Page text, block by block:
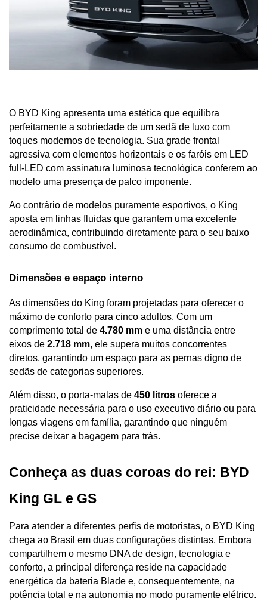
O BYD King apresenta uma estética que equilibra
perfeitamente a sobriedade de um sedã de luxo com
toques modernos de tecnologia. Sua grade frontal
agressiva com elementos horizontais e os faróis em LED
full-LED com assinatura luminosa tecnológica conferem ao
modelo uma presença de palco imponente.
Ao contrário de modelos puramente esportivos, o King
aposta em linhas fluidas que garantem uma excelente
aerodinâmica, contribuindo diretamente para o seu baixo
consumo de combustível.
Dimensões e espaço interno
As dimensões do King foram projetadas para oferecer o
máximo de conforto para cinco adultos. Com um
comprimento total de 4.780 mm e uma distância entre
eixos de 2.718 mm, ele supera muitos concorrentes
diretos, garantindo um espaço para as pernas digno de
sedãs de categorias superiores.
Além disso, o porta-malas de 450 litros oferece a
praticidade necessária para o uso executivo diário ou para
longas viagens em família, garantindo que ninguém
precise deixar a bagagem para trás.
Conheça as duas coroas do rei: BYD
King GL e GS
Para atender a diferentes perfis de motoristas, o BYD King
chega ao Brasil em duas configurações distintas. Embora
compartilhem o mesmo DNA de design, tecnologia e
conforto, a principal diferença reside na capacidade
energética da bateria Blade e, consequentemente, na
potência total e na autonomia no modo puramente elétrico.